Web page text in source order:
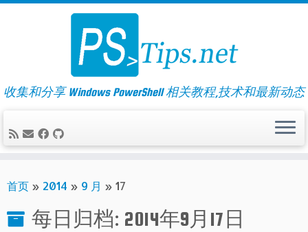
Skip
收集和分享 Windows PowerShell 相关教程,技术和最新动态
首页 » 2014 » 9 月 » 17
每日归档: 2014年9月17日